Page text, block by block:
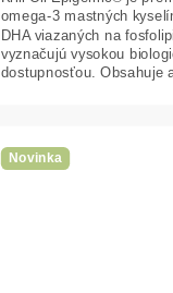
omega-3 mastných
DHA viazaných na
vyznačujú vysokou
dostupnosťou. Obsahuje
Novinka